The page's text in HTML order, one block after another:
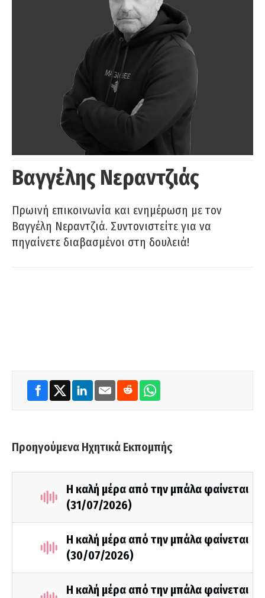
Βαγγέλης Νεραντζιάς
Πρωινή επικοινωνία και ενημέρωση με τον
Βαγγέλη Νεραντζιά. Συντονιστείτε για να
πηγαίνετε διαβασμένοι στη δουλειά!
Προηγούμενα Ηχητικά Εκπομπής
Η καλή μέρα από την μπάλα φαίνεται
(31/07/2026)
Η καλή μέρα από την μπάλα φαίνεται
(30/07/2026)
Η καλή μέρα από την μπάλα φαίνεται